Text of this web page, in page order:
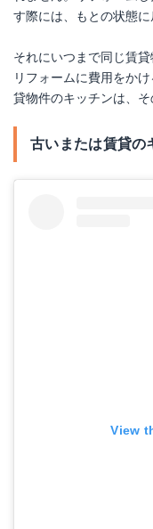
す際には、もとの状態に
それにいつまで同じ賃
リフォームに費用をか
貸物件のキッチンは、そ
古いまたは賃貸の
View